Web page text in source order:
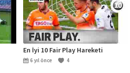
En İyi 10 Fair Play Hareketi
6 yıl önce 4